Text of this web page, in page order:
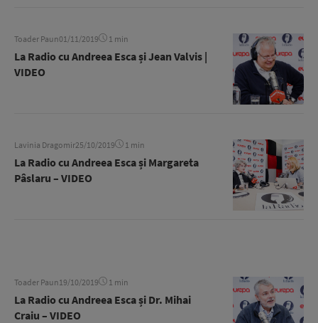
Toader Paun01/11/2019 1 min
La Radio cu Andreea Esca și Jean Valvis |
VIDEO
Lavinia Dragomir25/10/2019 1 min
La Radio cu Andreea Esca și Margareta
Pâslaru – VIDEO
Toader Paun19/10/2019 1 min
La Radio cu Andreea Esca și Dr. Mihai
Craiu – VIDEO